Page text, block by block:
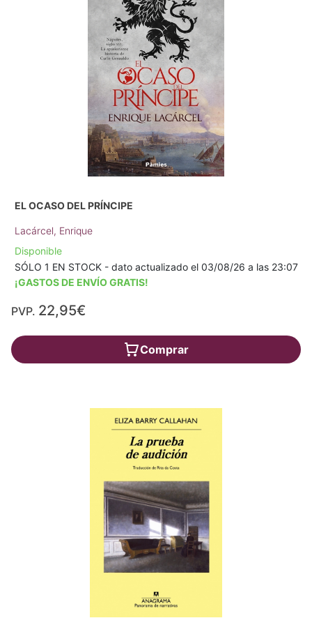
EL OCASO DEL PRÍNCIPE
Lacárcel, Enrique
Disponible
SÓLO 1 EN STOCK - dato actualizado el 03/08/26 a las 23:07
¡GASTOS DE ENVÍO GRATIS!
PVP. 22,95€
Comprar